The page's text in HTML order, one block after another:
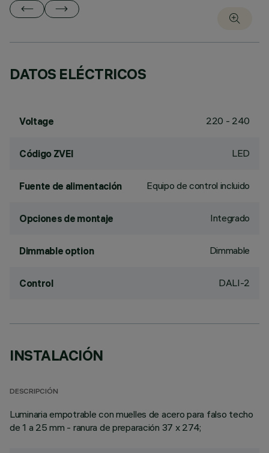
DATOS ELÉCTRICOS
Voltage 220 - 240
Código ZVEI LED
Fuente de alimentación Equipo de control incluido
Opciones de montaje Integrado
Dimmable option Dimmable
Control DALI-2
INSTALACIÓN
DESCRIPCIÓN
Luminaria empotrable con muelles de acero para falso techo
de 1 a 25 mm - ranura de preparación 37 x 274;